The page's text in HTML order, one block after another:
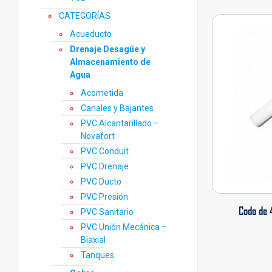
Codo de
CATEGORÍAS
Acueducto
Drenaje Desagüe y
Almacenamiento de
Agua
Acometida
Canales y Bajantes
PVC Alcantarillado –
Novafort
PVC Conduit
PVC Drenaje
PVC Ducto
PVC Presión
PVC Sanitario
PVC Unión Mecánica –
Biaxial
Tanques